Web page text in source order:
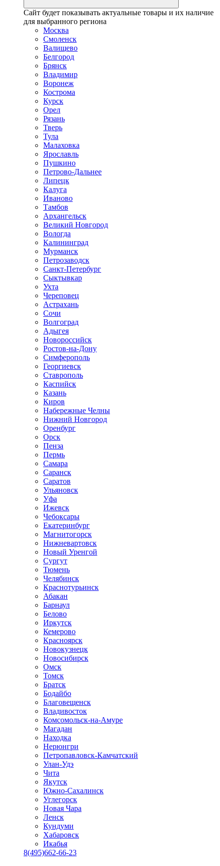
Сайт будет показывать актуальные товары и их наличие
для выбранного региона
Москва
Смоленск
Валищево
Белгород
Брянск
Владимир
Воронеж
Кострома
Курск
Орел
Рязань
Тверь
Тула
Малаховка
Ярославль
Пушкино
Петрово-Дальнее
Липецк
Калуга
Иваново
Тамбов
Архангельск
Великий Новгород
Вологда
Калининград
Мурманск
Петрозаводск
Санкт-Петербург
Сыктывкар
Ухта
Череповец
Астрахань
Сочи
Волгоград
Адыгея
Новороссийск
Ростов-на-Дону
Симферополь
Георгиевск
Ставрополь
Каспийск
Казань
Киров
Набережные Челны
Нижний Новгород
Оренбург
Орск
Пенза
Пермь
Самара
Саранск
Саратов
Ульяновск
Уфа
Ижевск
Чебоксары
Екатеринбург
Магнитогорск
Нижневартовск
Новый Уренгой
Сургут
Тюмень
Челябинск
Краснотурьинск
Абакан
Барнаул
Белово
Иркутск
Кемерово
Красноярск
Новокузнецк
Новосибирск
Омск
Томск
Братск
Бодайбо
Благовещенск
Владивосток
Комсомольск-на-Амуре
Магадан
Находка
Нерюнгри
Петропавловск-Камчатский
Улан-Удэ
Чита
Якутск
Южно-Сахалинск
Углегорск
Новая Чара
Ленск
Кундуми
Хабаровск
Икабья
8(495)662-66-23